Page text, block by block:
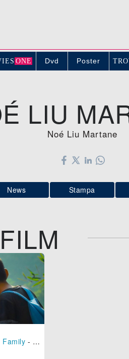
S ONE Dvd Poster
LIU
Noé Liu Martane
News Stampa
Family - ( Francia